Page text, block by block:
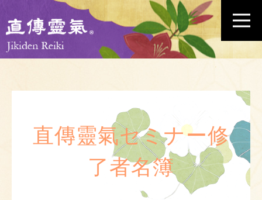
直傳靈氣セミナー修
了者名簿